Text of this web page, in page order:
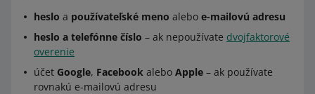
heslo a používateľské meno alebo e-mailovú adresu
heslo a telefónne číslo – ak nepoužívate dvojfaktorové
overenie
účet Google, Facebook alebo Apple – ak používate
rovnakú e-mailovú adresu